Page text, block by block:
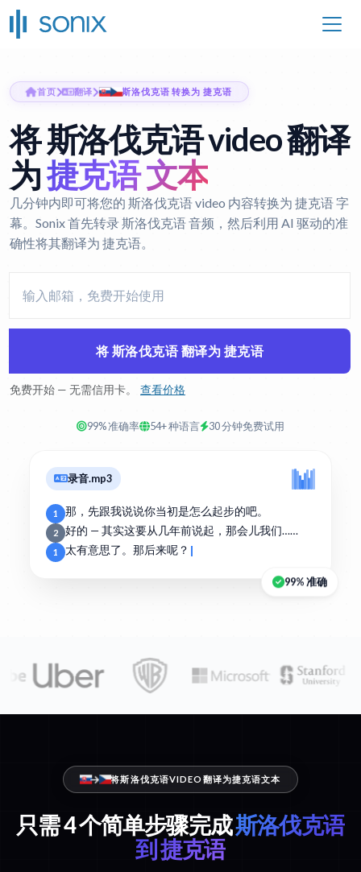
首页 翻译 斯洛伐克语 转换为 捷克语
将 斯洛伐克语 video 翻译
为捷克语 文本
几分钟内即可将您的 斯洛伐克语 video 内容转换为 捷克语 字
幕。Sonix 首先转录 斯洛伐克语 音频，然后利用 AI 驱动的准
确性将其翻译为 捷克语。
将 斯洛伐克语 翻译为 捷克语
免费开始 — 无需信用卡。 查看价格
99% 准确率 54+ 种语言 30 分钟免费试用
录音.mp3
1 那，先跟我说说你当初是怎么起步的吧。
2 好的 — 其实这要从几年前说起，那会儿我们……
1 太有意思了。那后来呢？
99% 准确
将斯洛伐克语VIDEO翻译为捷克语文本
只需 4 个简单步骤完成斯洛伐克语
到 捷克语